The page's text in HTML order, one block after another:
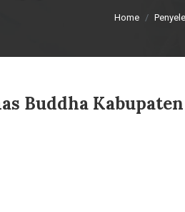
Home
Buddha